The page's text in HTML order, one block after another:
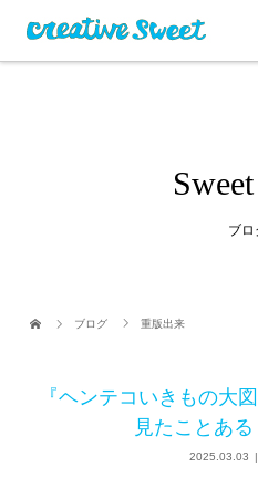
ブロ
ブログ 重版出来
『ヘンテコいきもの大
見たことある
2025.03.03